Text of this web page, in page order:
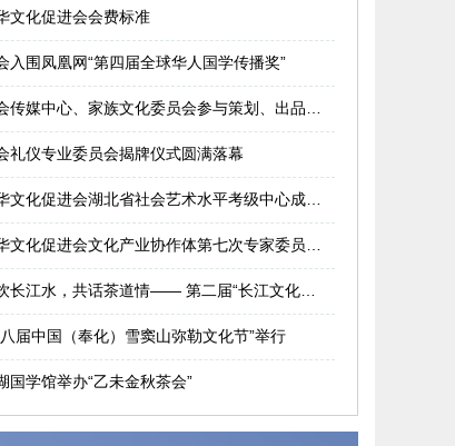
文化促进会会费标准
入围凤凰网“第四届全球华人国学传播奖”
礼仪专业委员会揭牌仪式圆满落幕
届中国（奉化）雪窦山弥勒文化节”举行
国学馆举办“乙未金秋茶会”